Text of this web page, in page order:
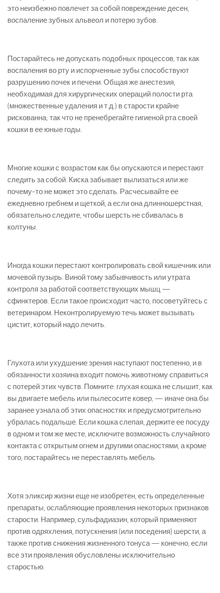
это неизбежно повлечет за собой повреждение десен,
воспаление зубных альвеол и потерю зубов.
Постарайтесь не допускать подобных процессов, так как
воспаления во рту и испорченные зубы способствуют
разрушению почек и печени. Общая же анестезия,
необходимая для хирургических операций полости рта
(множественные удаления и т.д.) в старости крайне
рискованна; так что не пренебрегайте гигиеной рта своей
кошки в ее юные годы.
Многие кошки с возрастом как бы опускаются и перестают
следить за собой. Киска забывает вылизаться или же
почему-то не может это сделать. Расчесывайте ее
ежедневно гребнем и щеткой, а если она длинношерстная,
обязательно следите, чтобы шерсть не сбивалась в
колтуны.
Иногда кошки перестают контролировать свой кишечник или
мочевой пузырь. Виной тому забывчивость или утрата
контроля за работой соответствующих мышц —
сфинктеров. Если такое происходит часто, посоветуйтесь с
ветеринаром. Неконтролируемую течь может вызывать
цистит, который надо лечить.
Глухота или ухудшение зрения наступают постепенно, и в
обязанности хозяина входит помочь животному справиться
с потерей этих чувств. Помните: глухая кошка не слышит, как
вы двигаете мебель или пылесосите ковер, — иначе она бы
заранее узнала об этих опасностях и предусмотрительно
убралась подальше. Если кошка слепая, держите ее посуду
в одном и том же месте, исключите возможность случайного
контакта с открытым огнем и другими опасностями, а кроме
того, постарайтесь не переставлять мебель.
Хотя эликсир жизни еще не изобретен, есть определенные
препараты, ослабляющие проявления некоторых признаков
старости. Например, сульфадиазин, который применяют
против одряхления, потускнения (или поседения) шерсти, а
также против снижения жизненного тонуса — конечно, если
все эти проявления обусловлены исключительно
старостью.